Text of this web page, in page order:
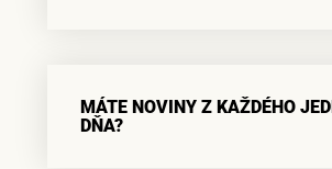
MÁTE NOVINY Z KAŽDÉHO
DŇA?